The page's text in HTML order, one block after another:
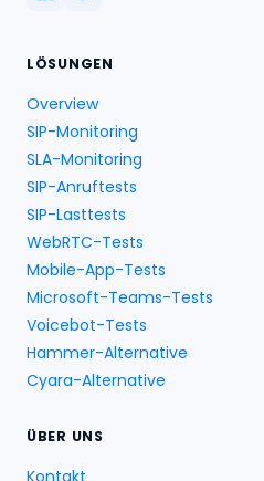
LÖSUNGEN
Overview
SIP-Monitoring
SLA-Monitoring
SIP-Anruftests
SIP-Lasttests
WebRTC-Tests
Mobile-App-Tests
Microsoft-Teams-Tests
Voicebot-Tests
Hammer-Alternative
Cyara-Alternative
ÜBER UNS